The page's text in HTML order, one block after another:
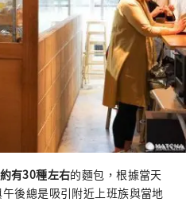
約有30種左右的麵包，根據當天
後總是吸引附近上班族與當地